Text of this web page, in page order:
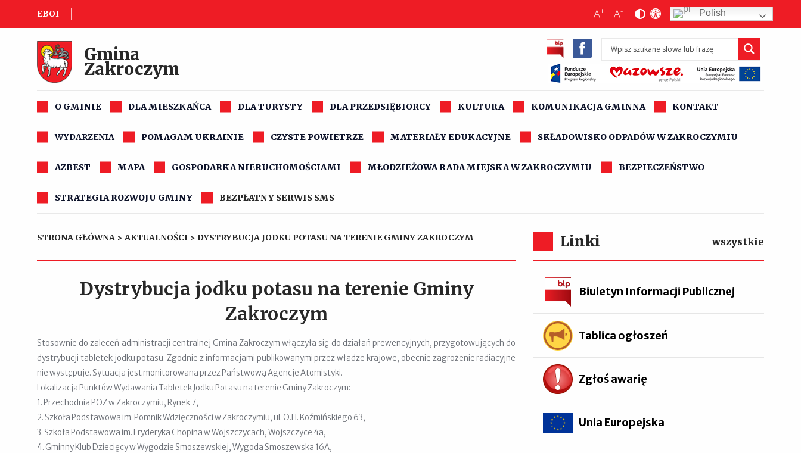
EBOI A+ A- Polish
Gmina
Zakroczym
O GMINIE DLA MIESZKAŃCA DLA TURYSTY DLA PRZEDSIĘBIORCY KULTURA KOMUNIKACJA GMINNA KONTAKT
WYDARZENIA POMAGAM UKRAINIE CZYSTE POWIETRZE MATERIAŁY EDUKACYJNE SKŁADOWISKO ODPADÓW W ZAKROCZYMIU
AZBEST MAPA GOSPODARKA NIERUCHOMOŚCIAMI MŁODZIEŻOWA RADA MIEJSKA W ZAKROCZYMIU BEZPIECZEŃSTWO
STRATEGIA ROZWOJU GMINY BEZPŁATNY SERWIS SMS
STRONA GŁÓWNA >AKTUALNOŚCI > DYSTRYBUCJA JODKU POTASU NA TERENIE GMINY ZAKROCZYM
Dystrybucja jodku potasu na terenie Gminy
Zakroczym
Stosownie do zaleceń administracji centralnej Gmina Zakroczym włączyła się do działań prewencyjnych, przygotowujących do
dystrybucji tabletek jodku potasu.Zgodnie z informacjami publikowanymi przez władze krajowe, obecnie zagrożenie radiacyjne
nie występuje. Sytuacja jest monitorowana przez Państwową Agencje Atomistyki.
Lokalizacja Punktów Wydawania Tabletek Jodku Potasu na terenie Gminy Zakroczym:
1. Przechodnia POZ w Zakroczymiu, Rynek 7,
2. Szkoła Podstawowa im. Pomnik Wdzięczności w Zakroczymiu, ul. O.H. Koźmińskiego 63,
3. Szkoła Podstawowa im. Fryderyka Chopina w Wojszczycach, Wojszczyce 4a,
4. Gminny Klub Dziecięcy w Wygodzie Smoszewskiej, Wygoda Smoszewska 16A,
Linki wszystkie
Biuletyn Informacji Publicznej
Tablica ogłoszeń
Zgłoś awarię
Unia Europejska